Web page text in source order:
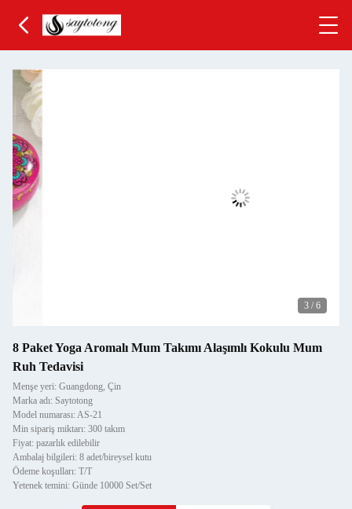
3 / 6
8 Paket Yoga Aromalı Mum Takımı Alaşımlı Kokulu Mum
Ruh Tedavisi
Menşe yeri: Guangdong, Çin
Marka adı: Saytotong
Model numarası: AS-21
Min sipariş miktarı: 300 takım
Fiyat: pazarlık edilebilir
Ambalaj bilgileri: 8 adet/bireysel kutu
Ödeme koşulları: T/T
Yetenek temini: Günde 10000 Set/Set